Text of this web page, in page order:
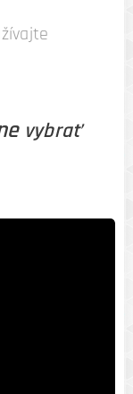
vybrať